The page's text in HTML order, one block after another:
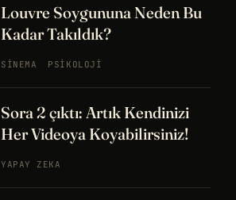
Louvre Soygununa Neden Bu
Kadar Takıldık?
SINEMA PSIKOLOJI
Sora 2 çıktı: Artık Kendinizi
Her Videoya Koyabilirsiniz!
YAPAY ZEKA